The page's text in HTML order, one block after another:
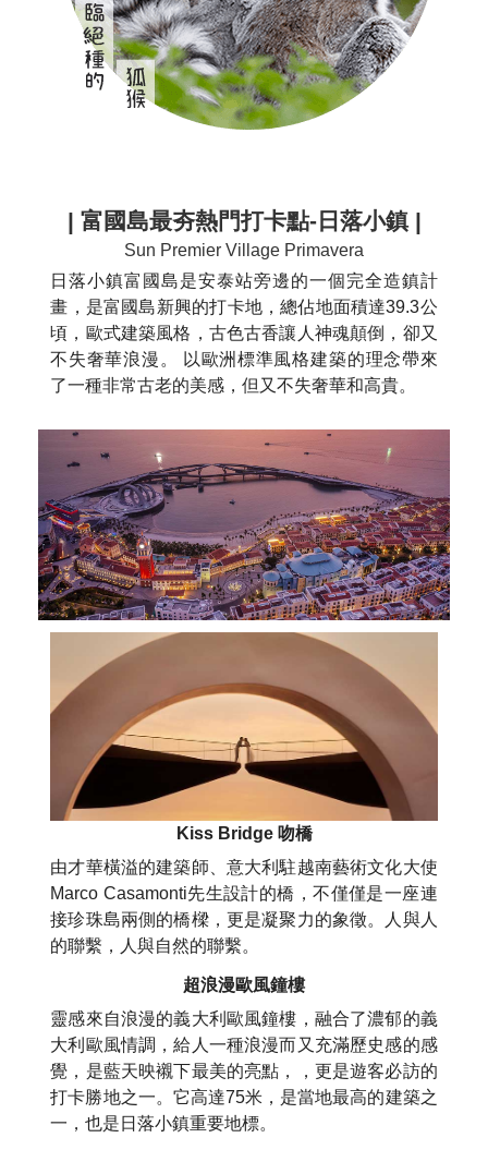
| 富國島最夯熱門打卡點-日落小鎮|
Sun Premier Village Primavera
日落小鎮富國島是安泰站旁邊的一個完全造鎮計
畫，是富國島新興的打卡地，總佔地面積達39.3公
頃，歐式建築風格，古色古香讓人神魂顛倒，卻又
不失奢華浪漫。 以歐洲標準風格​​建築的理念帶來
了一種非常古老的美感，但又不失奢華和高貴。
Kiss Bridge 吻橋
由才華橫溢的建築師、意大利駐越南藝術文化大使
Marco Casamonti先生設計的橋，不僅僅是一座連
接珍珠島兩側的橋樑，更是凝聚力的象徵。人與人
的聯繫，人與自然的聯繫。
超浪漫歐風鐘樓
靈感來自浪漫的義大利歐風鐘樓，融合了濃郁的義
大利歐風情調，給人一種浪漫而又充滿歷史感的感
覺，是藍天映襯下最美的亮點，，更是遊客必訪的
打卡勝地之一。它高達75米，是當地最高的建築之
一，也是日落小鎮重要地標。